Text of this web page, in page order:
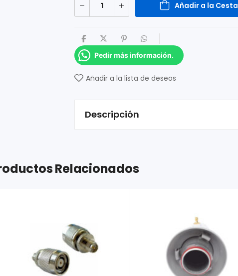
Añadir a la Cesta
Pedir más información.
Añadir a la lista de deseos
Descripción
Relacionados